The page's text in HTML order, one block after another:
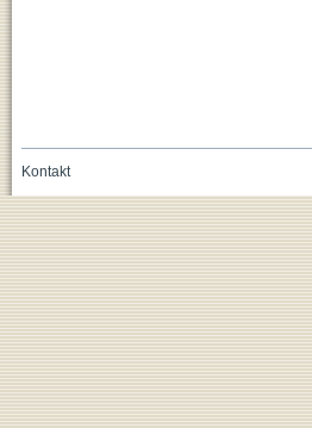
Kontakt